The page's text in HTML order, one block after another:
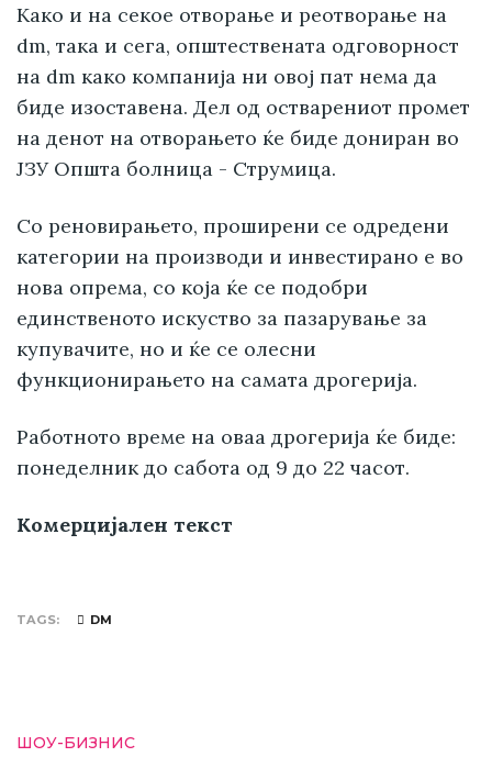
Како и на секое отворање и реотворање на
dm, така и сега, општествената одговорност
на dm како компанија ни овој пат нема да
биде изоставена. Дел од остварениот промет
на денот на отворањето ќе биде дониран во
ЈЗУ Општа болница - Струмица.
Со реновирањето, проширени се одредени
категории на производи и инвестирано е во
нова опрема, со која ќе се подобри
единственото искуство за пазарување за
купувачите, но и ќе се олесни
функционирањето на самата дрогерија.
Работното време на оваа дрогерија ќе биде:
понеделник до сабота од 9 до 22 часот.
Комерцијален текст
TAGS DM
ШОУ-БИЗНИС